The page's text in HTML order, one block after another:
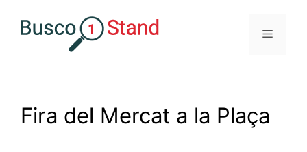
Menú
Fira del Mercat a la Plaça